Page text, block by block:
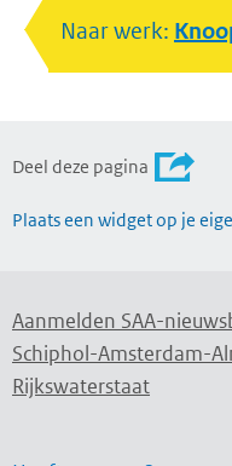
Naar werk:
Deel deze pagina
Plaats een widget op je
Aanmelden SAA-
Schiphol-Amsterdam-
Rijkswaterstaat